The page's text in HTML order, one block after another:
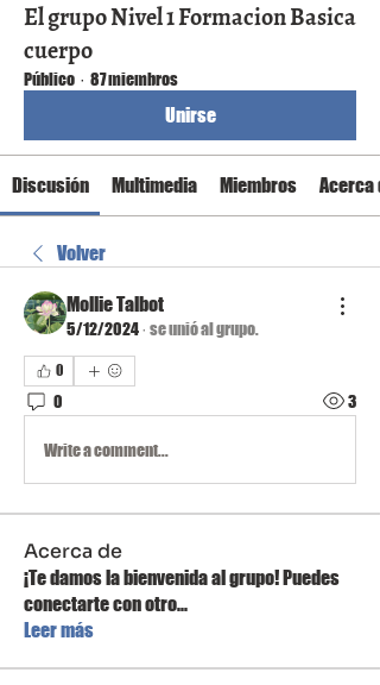
El grupo Nivel 1 Formacion Basica
cuerpo
Público · 87 miembros
Unirse
Discusión Multimedia Miembros Acerca
Volver
Mollie Talbot
5/12/2024· se unió al grupo.
0
0 3
Write a comment...
Acerca de
¡Te damos la bienvenida al grupo! Puedes
conectarte con otro...
Leer más